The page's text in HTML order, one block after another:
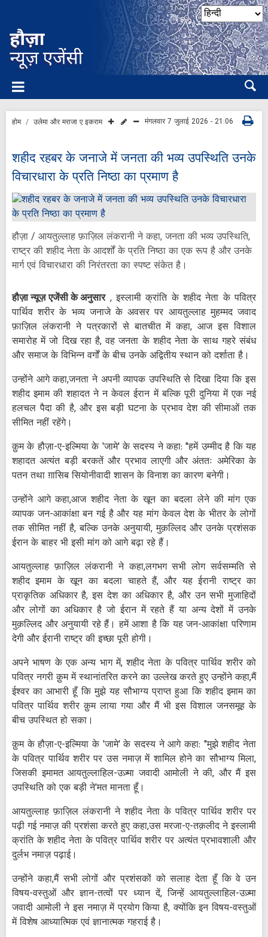
होम उलेमा और मराजा ए इकराम मंगलवार 7 जुलाई 2026 - 21:06
शहीद रहबर के जनाजे में जनता की भव्य उपस्थिति उनके
विचारधारा के प्रति निष्ठा का प्रमाण है
हौज़ा / आयतुल्लाह फ़ाज़िल लंकरानी ने कहा, जनता की भव्य उपस्थिति,
राष्ट्र की शहीद नेता के आदर्शों के प्रति निष्ठा का एक रूप है और उनके
मार्ग एवं विचारधारा की निरंतरता का स्पष्ट संकेत है।
हौज़ा न्यूज़ एजेंसी के अनुसार, इस्लामी क्रांति के शहीद नेता के पवित्र
पार्थिव शरीर के भव्य जनाजे के अवसर पर आयतुल्लाह मुहम्मद जवाद
फ़ाज़िल लंकरानी ने पत्रकारों से बातचीत में कहा, आज इस विशाल
समारोह में जो दिख रहा है, वह जनता के शहीद नेता के साथ गहरे संबंध
और समाज के विभिन्न वर्गों के बीच उनके अद्वितीय स्थान को दर्शाता है।
उन्होंने आगे कहा,जनता ने अपनी व्यापक उपस्थिति से दिखा दिया कि इस
शहीद इमाम की शहादत ने न केवल ईरान में बल्कि पूरी दुनिया में एक नई
हलचल पैदा की है, और इस बड़ी घटना के प्रभाव देश की सीमाओं तक
सीमित नहीं रहेंगे।
क़ुम के हौज़ा-ए-इल्मिया के 'जामे' के सदस्य ने कहा: "हमें उम्मीद है कि यह
शहादत अत्यंत बड़ी बरकतें और प्रभाव लाएगी और अंततः अमेरिका के
पतन तथा ग़ासिब सियोनीवादी शासन के विनाश का कारण बनेगी।
उन्होंने आगे कहा,आज शहीद नेता के खून का बदला लेने की मांग एक
व्यापक जन-आकांक्षा बन गई है और यह मांग केवल देश के भीतर के लोगों
तक सीमित नहीं है, बल्कि उनके अनुयायी, मुक़ल्लिद और उनके प्रशंसक
ईरान के बाहर भी इसी मांग को आगे बढ़ा रहे हैं।
आयतुल्लाह फ़ाज़िल लंकरानी ने कहा,लगभग सभी लोग सर्वसम्मति से
शहीद इमाम के खून का बदला चाहते हैं, और यह ईरानी राष्ट्र का
प्राकृतिक अधिकार है, इस देश का अधिकार है, और उन सभी मुजाहिदों
और लोगों का अधिकार है जो ईरान में रहते हैं या अन्य देशों में उनके
मुक़ल्लिद और अनुयायी रहे हैं। हमें आशा है कि यह जन-आकांक्षा परिणाम
देगी और ईरानी राष्ट्र की इच्छा पूरी होगी।
अपने भाषण के एक अन्य भाग में, शहीद नेता के पवित्र पार्थिव शरीर को
पवित्र नगरी क़ुम में स्थानांतरित करने का उल्लेख करते हुए उन्होंने कहा,मैं
ईश्वर का आभारी हूँ कि मुझे यह सौभाग्य प्राप्त हुआ कि शहीद इमाम का
पवित्र पार्थिव शरीर क़ुम लाया गया और मैं भी इस विशाल जनसमूह के
बीच उपस्थित हो सका।
क़ुम के हौज़ा-ए-इल्मिया के 'जामे' के सदस्य ने आगे कहा: "मुझे शहीद नेता
के पवित्र पार्थिव शरीर पर उस नमाज़ में शामिल होने का सौभाग्य मिला,
जिसकी इमामत आयतुल्लाहिल-उज़्मा जवादी आमोली ने की, और मैं इस
उपस्थिति को एक बड़ी ने'मत मानता हूँ।
आयतुल्लाह फ़ाज़िल लंकरानी ने शहीद नेता के पवित्र पार्थिव शरीर पर
पढ़ी गई नमाज़ की प्रशंसा करते हुए कहा,उस मरजा-ए-तक़लीद ने इस्लामी
क्रांति के शहीद नेता के पवित्र पार्थिव शरीर पर अत्यंत प्रभावशाली और
दुर्लभ नमाज़ पढ़ाई।
उन्होंने कहा,मैं सभी लोगों और प्रशंसकों को सलाह देता हूँ कि वे उन
विषय-वस्तुओं और ज्ञान-तत्वों पर ध्यान दें, जिन्हें आयतुल्लाहिल-उज़्मा
जवादी आमोली ने इस नमाज़ में प्रयोग किया है, क्योंकि इन विषय-वस्तुओं
में विशेष आध्यात्मिक एवं ज्ञानात्मक गहराई है।